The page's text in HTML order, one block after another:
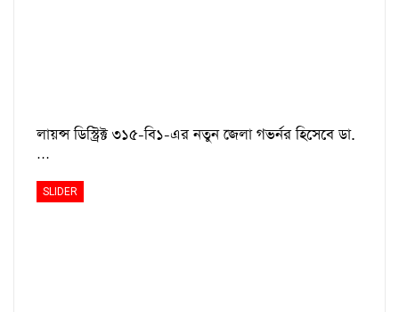
লায়ন্স ডিস্ট্রিক্ট ৩১৫-বি১-এর নতুন জেলা গভর্নর হিসেবে ডা.
…
SLIDER